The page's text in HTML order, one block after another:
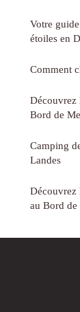
Votre
étoiles en
Comment
Découvrez
Bord de
Camping
Landes
Découvrez
au Bord de